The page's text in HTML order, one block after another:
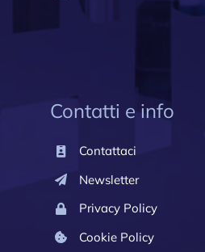
Contatti e info
Contattaci
Newsletter
Privacy Policy
Cookie Policy